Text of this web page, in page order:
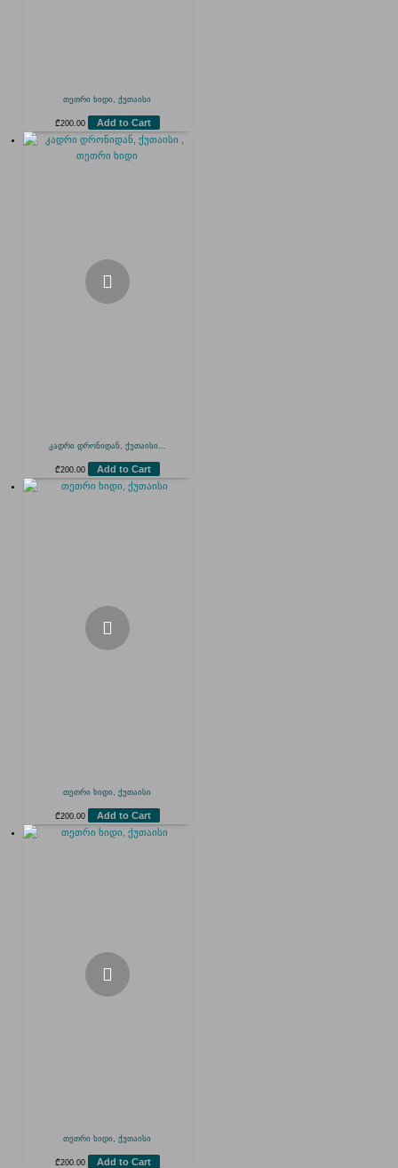
თეთრი ხიდი, ქუთაისი
₾200.00 Add to Cart
კადრი დრონიდან, ქუთაისი...
₾200.00 Add to Cart
თეთრი ხიდი, ქუთაისი
₾200.00 Add to Cart
თეთრი ხიდი, ქუთაისი
₾200.00 Add to Cart